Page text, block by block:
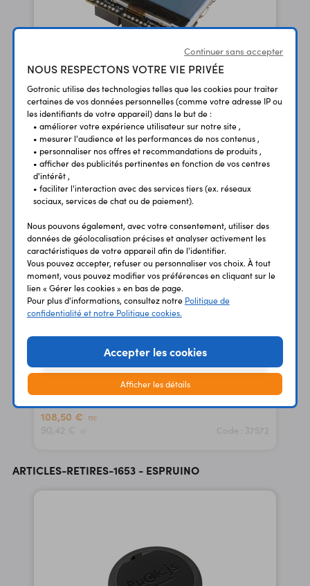
Carte Espruino Pixl.js
45,50 € TTC
37,92 € HT
Montre Bangle.js 2
open source - BLE - IP67
108,50 €
TTC
90,42 € Code : 37572
ARTICLES-RETIRES-1653 - ESPRUINO
Continuer sans accepter
NOUS RESPECTONS VOTRE VIE PRIVÉE
Gotronic utilise des technologies telles que les cookies pour traiter
certaines de vos données personnelles (comme votre adresse IP ou
les identifiants de votre appareil) dans le but de :
• améliorer votre expérience utilisateur sur notre site ,
• mesurer l'audience et les performances de nos contenus ,
• personnaliser nos offres et recommandations de produits ,
• afficher des publicités pertinentes en fonction de vos centres
d'intérêt ,
• faciliter l'interaction avec des services tiers (ex. réseaux
sociaux, services de chat ou de paiement).
Nous pouvons également, avec votre consentement, utiliser des
données de géolocalisation précises et analyser activement les
caractéristiques de votre appareil afin de l'identifier.
Vous pouvez accepter, refuser ou personnaliser vos choix. À tout
moment, vous pouvez modifier vos préférences en cliquant sur le
lien « Gérer les cookies » en bas de page.
Pour plus d'informations, consultez notre Politique de
confidentialité et notre Politique cookies.
Accepter les cookies
Afficher les détails